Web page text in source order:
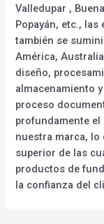
Valledupar ,
Popayán, etc.,
también se
América,
diseño,
almacenamiento
proceso
profundamente
nuestra marca, lo
superior de las
productos de
la confianza del